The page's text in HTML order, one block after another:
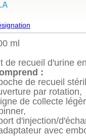
ml
de recueil d'urine
:
de recueil
par rotation,
de collecte
d'injection/
avec